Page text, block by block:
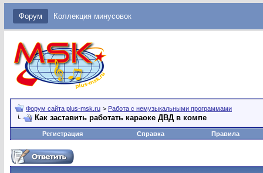
Форум Коллекция минусовок
Форум сайта plus-msk.ru > Работа с немузыкальными программами
Как заставить работать караоке ДВД в компе
Регистрация Справка Правила